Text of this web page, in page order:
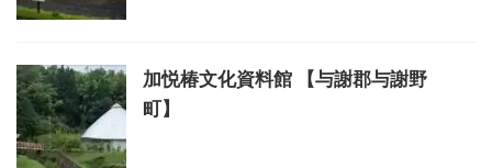
加悦椿文化資料館 【与謝郡与謝野
町】